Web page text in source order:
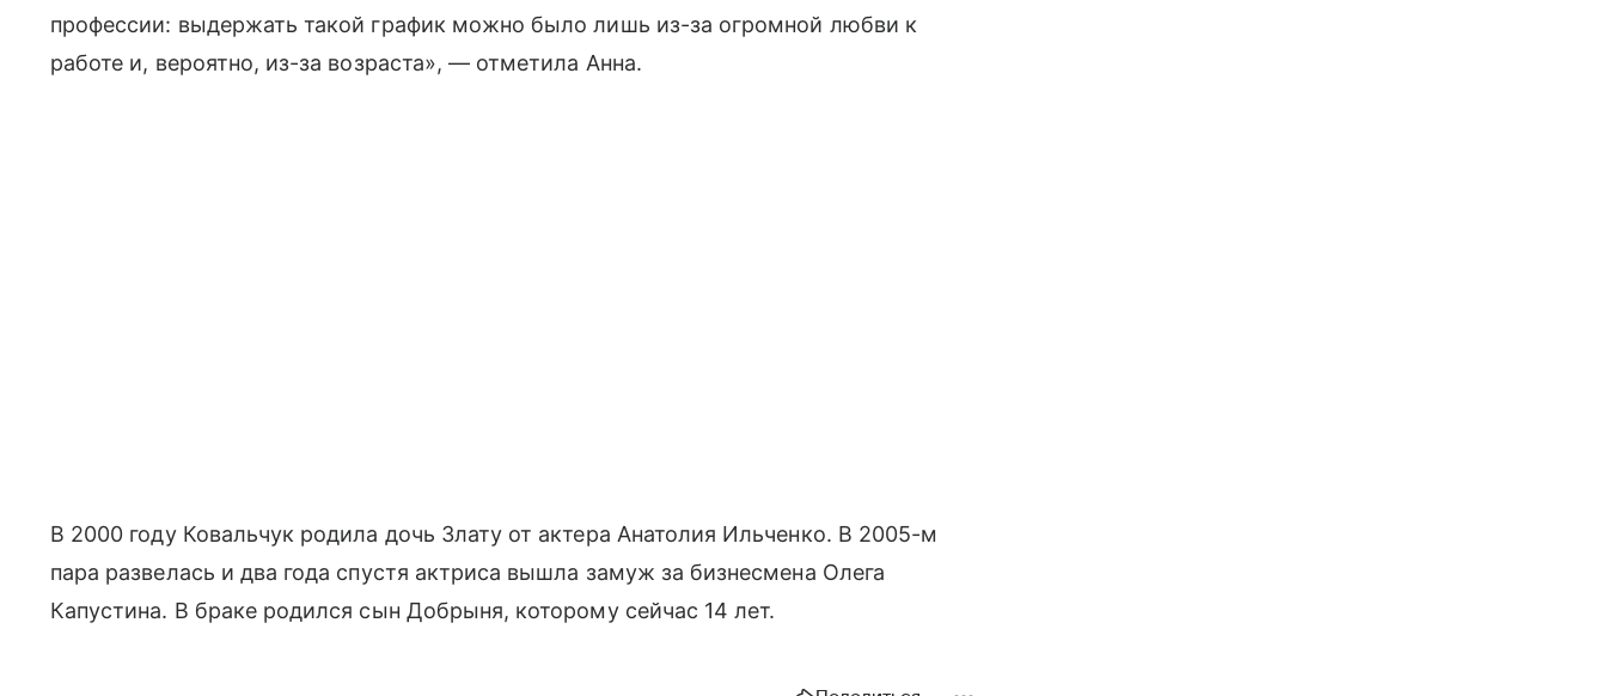
профессии: выдержать такой график можно было лишь из-за огромной любви к
работе и, вероятно, из-за возраста», — отметила Анна.
В 2000 году Ковальчук родила дочь Злату от актера Анатолия Ильченко. В 2005-м
пара развелась и два года спустя актриса вышла замуж за бизнесмена Олега
Капустина. В браке родился сын Добрыня, которому сейчас 14 лет.